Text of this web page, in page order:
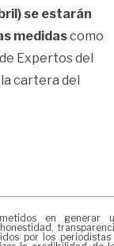
se estarán
medidascomo
Expertos del
cartera del
en generar
por los periodistas